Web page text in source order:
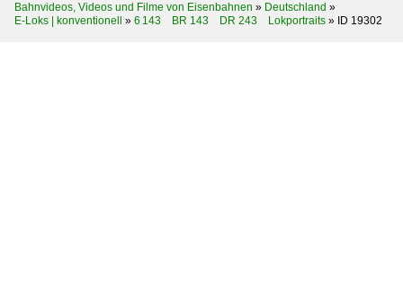
Bahnvideos, Videos und Filme von Eisenbahnen » Deutschland »
E-Loks | konventionell
» 6 143 BR 143 DR 243 Lokportraits » ID 19302